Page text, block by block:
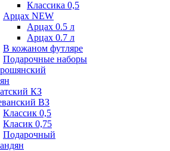
Классика 0,5
Арцах NEW
Арцах 0.5 л
Арцах 0.7 л
В кожаном футляре
Подарочные наборы
КЗ
ВЗ
Классик 0,5
Класик 0,75
Подарочный